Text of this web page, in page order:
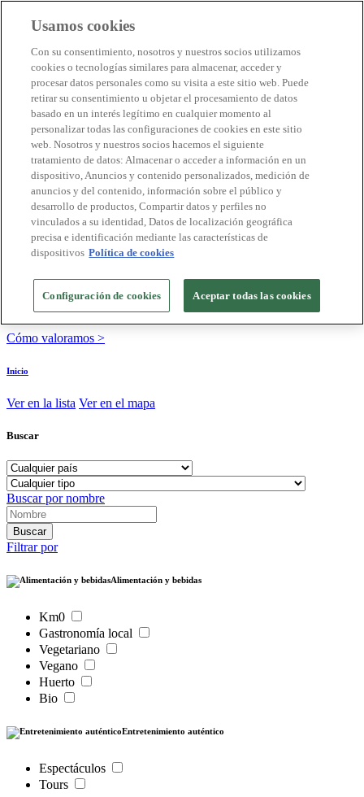
Empresas Biosphere
Cómo valoramos
Quienes somos
ES
English
Português
Français
Català
Deutsch
Türkçe
Construimos modelos sostenibles y certificamos las
buenas prácticas
+20 años promoviendo la cultura de la sostenibilidad, bajo los
principios y objetivos de Naciones Unidas
Cómo valoramos >
Inicio
Ver en la lista Ver en el mapa
Buscar
Buscar por nombre
Filtrar por
Alimentación y bebidas
Km0
Gastronomía local
Vegetariano
Vegano
Huerto
Bio
Entretenimiento auténtico
Espectáculos
Tours
Usamos cookies
Con su consentimiento, nosotros y nuestros socios utilizamos
cookies o tecnologías similares para almacenar, acceder y
procesar datos personales como su visita a este sitio web. Puede
retirar su consentimiento u objetar el procesamiento de datos
basado en un interés legítimo en cualquier momento al
personalizar todas las configuraciones de cookies en este sitio
web. Nosotros y nuestros socios hacemos el siguiente
tratamiento de datos: Almacenar o acceder a información en un
dispositivo, Anuncios y contenido personalizados, medición de
anuncios y del contenido, información sobre el público y
desarrollo de productos, Compartir datos y perfiles no
vinculados a su identidad, Datos de localización geográfica
precisa e identificación mediante las características de
dispositivos Política de cookies
Configuración de cookies Aceptar todas las cookies